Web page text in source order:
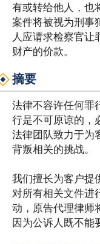
有或转给他人，也
案件将被视为刑事
人应请求检察官让
财产的价款。
摘要
法律不容许任何罪
行是不可原谅的，
法律团队致力于为
背叛相关的挑战。
我们擅长为客户提
对所有相关文件进
动，原告代理律师
因为公诉人既不能